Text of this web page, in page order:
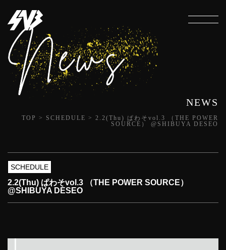
NEWS
TOP > SCHEDULE > 2.2(Thu) ぱわそvol.3 （THE POWER
SOURCE） @SHIBUYA DESEO
SCHEDULE
2.2(Thu) ぱわそvol.3 （THE POWER SOURCE）
@SHIBUYA DESEO